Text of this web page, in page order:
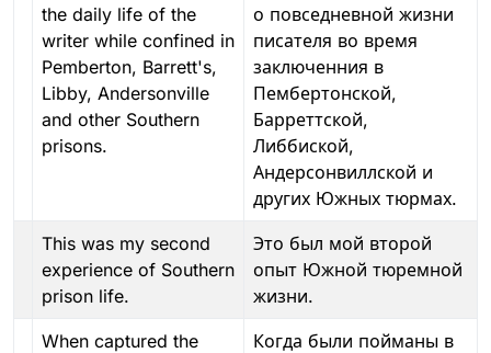
the daily life of the
writer while confined in
Pemberton, Barrett's,
Libby, Andersonville
and other Southern
prisons.
о повседневной жизни
писателя во время
заключенния в
Пембертонской,
Барреттской,
Либбиской,
Андерсонвиллской и
других Южных тюрмах.
This was my second
experience of Southern
prison life.
Это был мой второй
опыт Южной тюремной
жизни.
When captured the
Когда были пойманы в